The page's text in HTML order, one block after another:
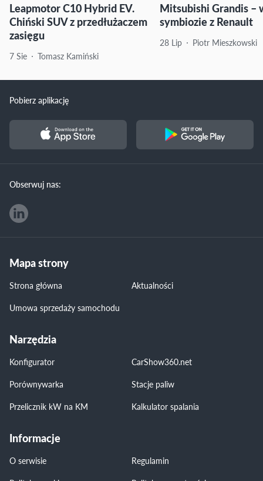
Leapmotor C10 Hybrid EV.
Chiński SUV z przedłużaczem
zasięgu
7 Sie Tomasz Kamiński
Mitsubishi Grandis –
symbiozie z Renault
28 Lip Piotr Mieszkowski
Pobierz aplikację
Obserwuj nas:
Mapa strony
Strona główna
Aktualności
Umowa sprzedaży samochodu
Narzędzia
Konfigurator
CarShow360.net
Porównywarka
Stacje paliw
Przelicznik kW na KM
Kalkulator spalania
Informacje
O serwisie
Regulamin